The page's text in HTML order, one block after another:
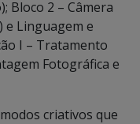
Bloco 2 – Câmera
e Linguagem e
I – Tratamento
Fotográfica e
criativos que